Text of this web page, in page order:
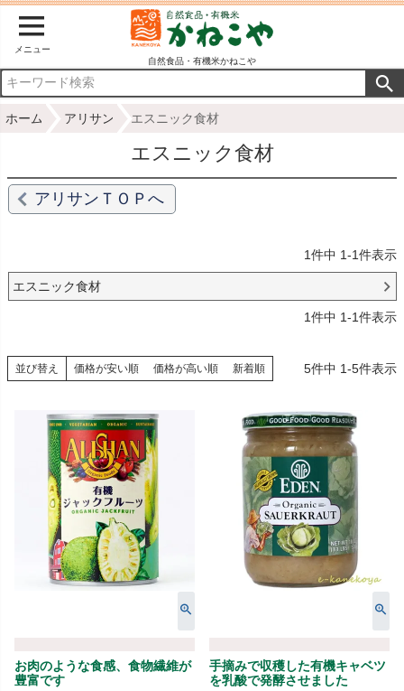
メニュー
自然食品・有機米かねこや
ホーム アリサン エスニック食材
エスニック食材
アリサンＴＯＰへ
1件中 1-1件表示
エスニック食材
1件中 1-1件表示
並び替え 価格が安い順 価格が高い順 新着順 5件中 1-5件表示
お肉のような食感、食物繊維が
豊富です
手摘みで収穫した有機キャベツ
を乳酸で発酵させました